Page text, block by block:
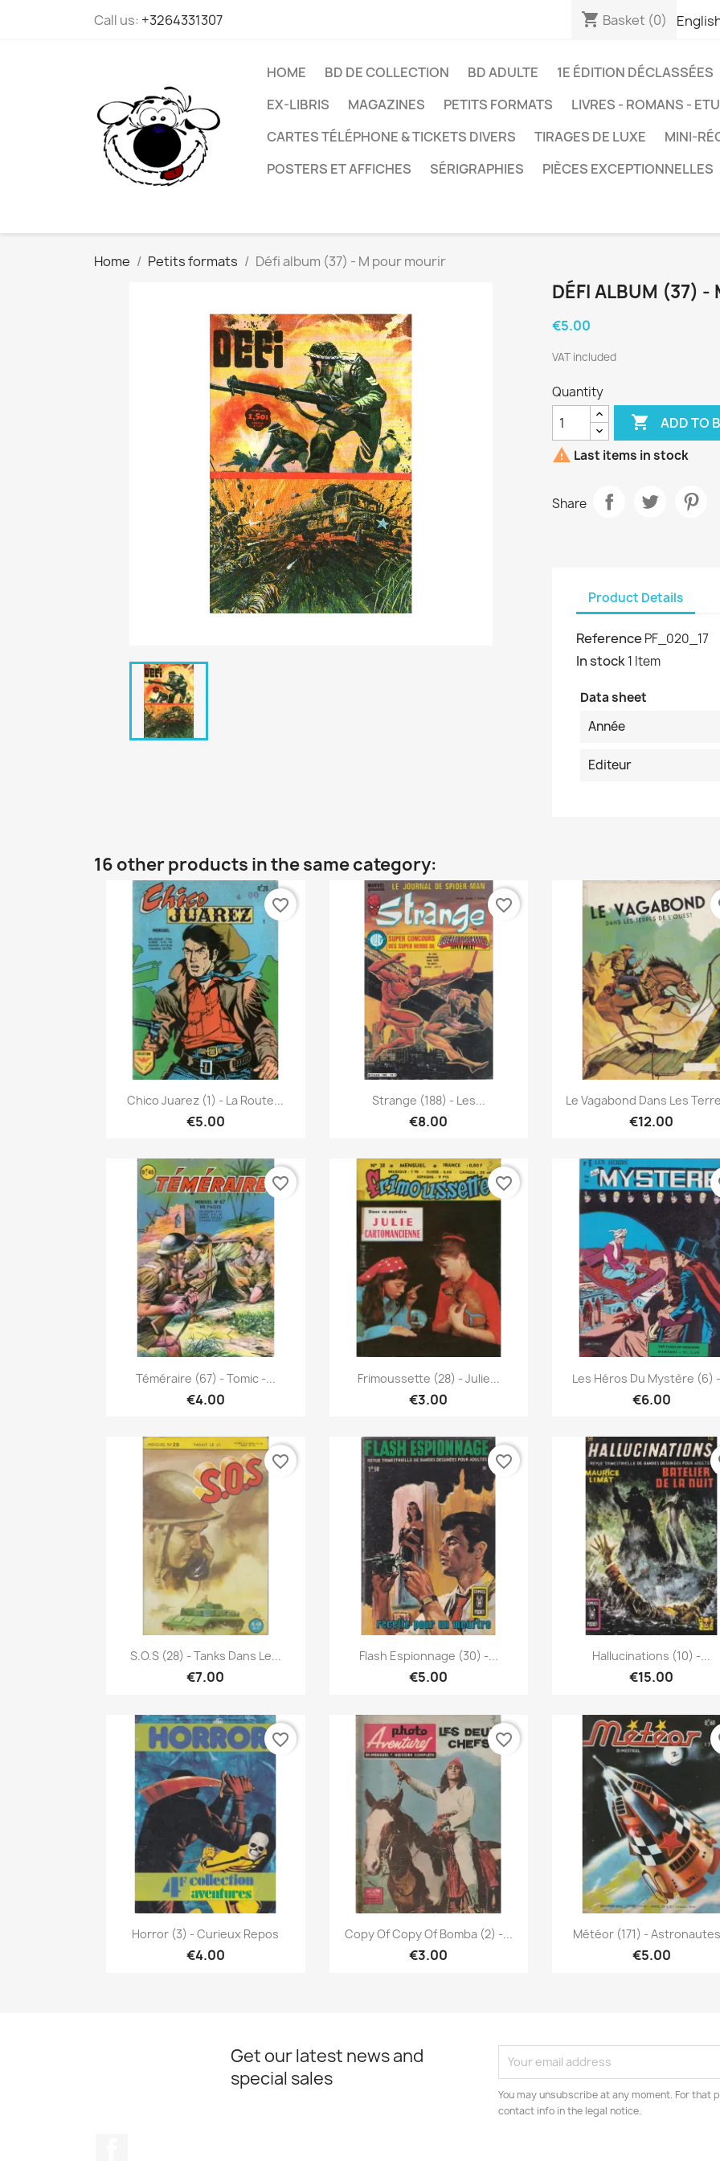
Call us: +3264331307 shopping_cart Basket (0)
HOME BD DE COLLECTION BD ADULTE 1E ÉDITION DÉCLASSÉES
EX-LIBRIS
MAGAZINES PETITS FORMATS LIVRES - ROMANS -
CARTES TÉLÉPHONE & TICKETS DIVERS
TIRAGES DE LUXE
MINI-
POSTERS ET AFFICHES
SÉRIGRAPHIES PIÈCES EXCEPTIONNELLES
Home Petits formats Défi album (37) - M pour mourir
DÉFI ALBUM (37) -
€5.00
VAT included
Quantity
 ADD TO
 Last items in stock
Share
Product Details
Reference PF_020_17
In stock1 Item
Data sheet
Année
Editeur
16 other products in the same category:
Quick view
Chico Juarez (1) - La Route...
€5.00
favorite_border
Quick view
Strange (188) - Les...
€8.00
favorite_border
Quick view
Le Vagabond Dans Les
€12.00
Quick view
Téméraire (67) - Tomic -...
€4.00
favorite_border
Quick view
Frimoussette (28) - Julie...
€3.00
favorite_border
 Quick view
Les Héros Du Mystère (6)
€6.00
Quick view
S.O.S (28) - Tanks Dans Le...
€7.00
favorite_border
Quick view
Flash Espionnage (30) -...
€5.00
favorite_border
Quick view
Hallucinations (10) -...
€15.00
Quick view
Horror (3) - Curieux Repos
€4.00
favorite_border
Quick view
Copy Of Copy Of Bomba (2) -...
€3.00
favorite_border
Quick view
Météor (171) -
€5.00
Get our latest news and
special sales
You may unsubscribe at any moment. For that
contact info in the legal notice.